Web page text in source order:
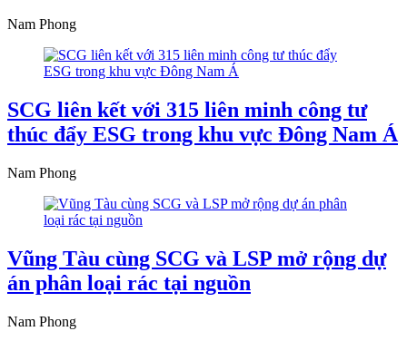
Nam Phong
SCG liên kết với 315 liên minh công tư
thúc đẩy ESG trong khu vực Đông Nam Á
Nam Phong
Vũng Tàu cùng SCG và LSP mở rộng dự
án phân loại rác tại nguồn
Nam Phong